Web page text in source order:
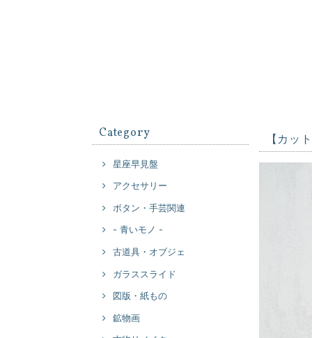
Category
星座早見盤
アクセサリー
ボタン・手芸関連
- 青いモノ -
古道具・オブジェ
ガラススライド
図版・紙もの
鉱物画
【カッ